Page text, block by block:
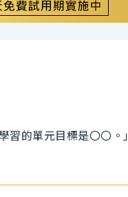
的單元目標是〇〇。」